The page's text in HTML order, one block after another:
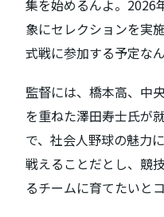
集を始めるんよ。2026
象にセレクションを実
式戦に参加する予定なん
監督には、橋本高、中
を重ねた澤田寿士氏が
で、社会人野球の魅力
戦えることだとし、競
るチームに育てたいと